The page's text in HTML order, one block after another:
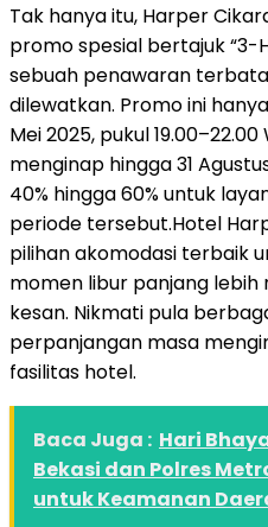
Tak hanya itu, Harper
promo spesial bertajuk “3-
sebuah penawaran
dilewatkan. Promo ini
Mei 2025, pukul
menginap hingga 31
40% hingga 60% untuk
periode tersebut.Hotel
pilihan akomodasi terbaik
momen libur panjang lebih
kesan. Nikmati pula
perpanjangan masa
fasilitas hotel.
Baca Juga : Hari
Bekasi dan Polres
untuk Keamanan